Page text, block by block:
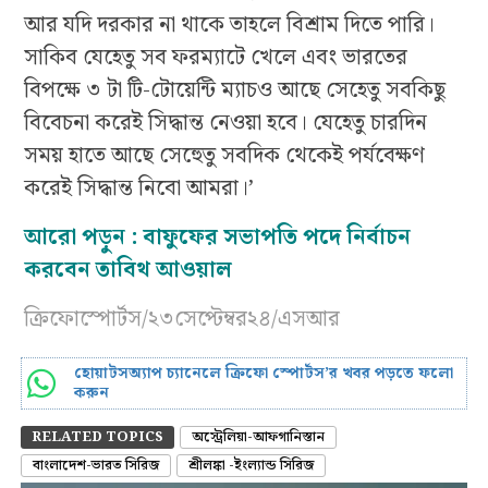
আর যদি দরকার না থাকে তাহলে বিশ্রাম দিতে পারি।
সাকিব যেহেতু সব ফরম্যাটে খেলে এবং ভারতের
বিপক্ষে ৩ টা টি-টোয়েন্টি ম্যাচও আছে সেহেতু সবকিছু
বিবেচনা করেই সিদ্ধান্ত নেওয়া হবে। যেহেতু চারদিন
সময় হাতে আছে সেহেুতু সবদিক থেকেই পর্যবেক্ষণ
করেই সিদ্ধান্ত নিবো আমরা।’
আরো পড়ুন :বাফুফের সভাপতি পদে নির্বাচন
করবেন তাবিথ আওয়াল
ক্রিফোস্পোর্টস/২৩সেপ্টেম্বর২৪/এসআর
হোয়াটসঅ্যাপ চ্যানেলে ক্রিফো স্পোর্টস’র খবর পড়তে ফলো
করুন
RELATED TOPICS
অস্ট্রেলিয়া-আফগানিস্তান
বাংলাদেশ-ভারত সিরিজ
শ্রীলঙ্কা -ইংল্যান্ড সিরিজ